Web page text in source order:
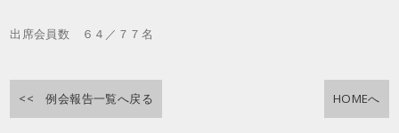
出席会員数 ６４／７７名
<< 例会報告一覧へ戻る HOMEへ